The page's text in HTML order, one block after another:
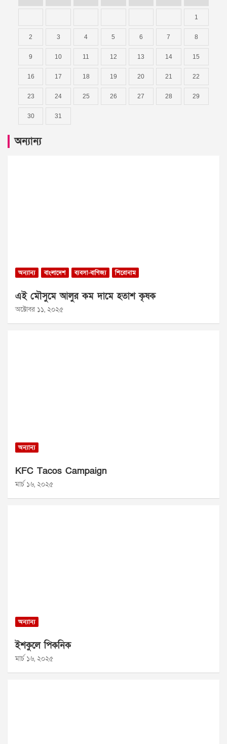
1
2 3 4 5 6 7 8
9 10 11 12 13 14 15
16 17 18 19 20 21 22
23 24 25 26 27 28 29
30 31
অন্যান্য
অন্যান্য বাংলাদেশ ব্যবসা-বাণিজ্য শিরোনাম
এই মৌসুমে আলুর কম দামে হতাশ কৃষক
অক্টোবর ১১, ২০২৫
অন্যান্য
KFC Tacos Campaign
মার্চ ১৬, ২০২৫
অন্যান্য
ইশকুলে পিকনিক
মার্চ ১৬, ২০২৫